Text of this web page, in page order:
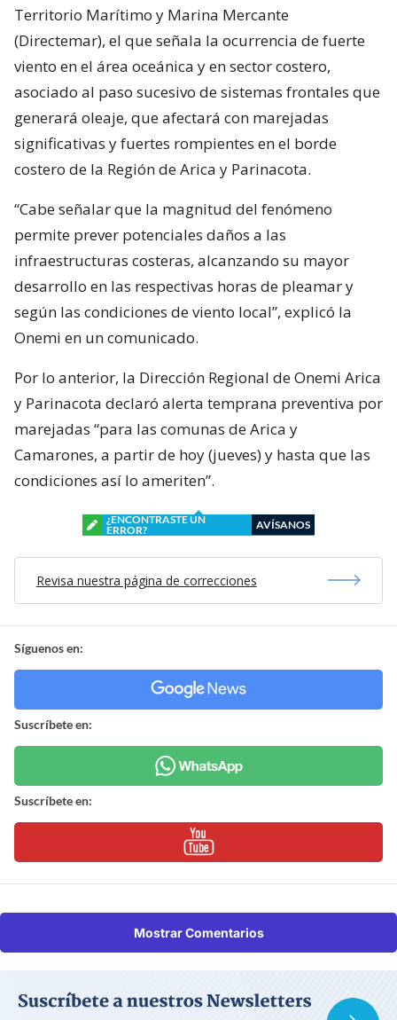
Territorio Marítimo y Marina Mercante
(Directemar), el que señala la ocurrencia de fuerte
viento en el área oceánica y en sector costero,
asociado al paso sucesivo de sistemas frontales que
generará oleaje, que afectará con marejadas
significativas y fuertes rompientes en el borde
costero de la Región de Arica y Parinacota.
“Cabe señalar que la magnitud del fenómeno
permite prever potenciales daños a las
infraestructuras costeras, alcanzando su mayor
desarrollo en las respectivas horas de pleamar y
según las condiciones de viento local”, explicó la
Onemi en un comunicado.
Por lo anterior, la Dirección Regional de Onemi Arica
y Parinacota declaró alerta temprana preventiva por
marejadas “para las comunas de Arica y
Camarones, a partir de hoy (jueves) y hasta que las
condiciones así lo ameriten”.
¿ENCONTRASTE UN
ERROR?
AVÍSANOS
Revisa nuestra página de correcciones
Síguenos en:
Suscríbete en:
Suscríbete en:
Mostrar Comentarios